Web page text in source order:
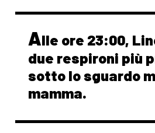
Alle ore 23:00,
due respironi più
sotto lo sguardo
mamma.